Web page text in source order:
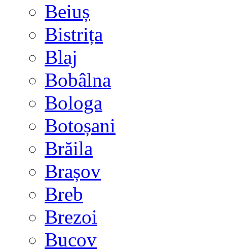
Beiuș
Bistrița
Blaj
Bobâlna
Bologa
Botoșani
Brăila
Brașov
Breb
Brezoi
Bucov